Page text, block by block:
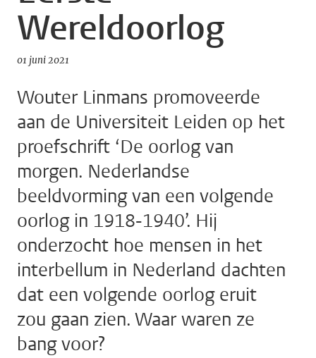
Wereldoorlog
01 juni 2021
Wouter Linmans promoveerde
aan de Universiteit Leiden op het
proefschrift ‘De oorlog van
morgen. Nederlandse
beeldvorming van een volgende
oorlog in 1918-1940’. Hij
onderzocht hoe mensen in het
interbellum in Nederland dachten
dat een volgende oorlog eruit
zou gaan zien. Waar waren ze
bang voor?